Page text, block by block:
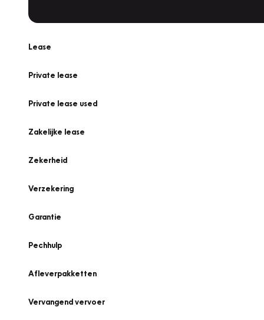
Lease
Private lease
Private lease used
Zakelijke lease
Zekerheid
Verzekering
Garantie
Pechhulp
Afleverpakketten
Vervangend vervoer